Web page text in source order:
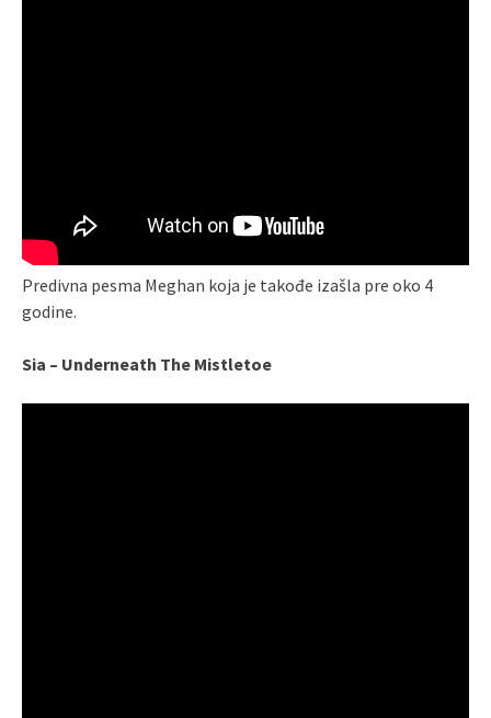
Predivna pesma Meghan koja je takođe izašla pre oko 4
godine.
Sia – Underneath The Mistletoe